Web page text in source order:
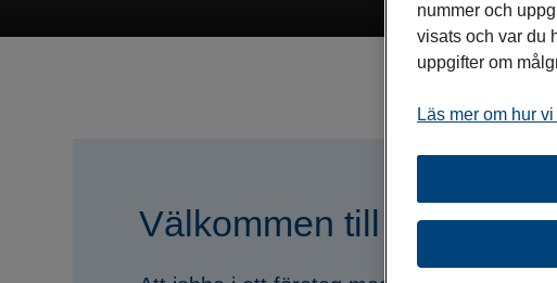
Välkommen till LF
nummer och
visats och var du
uppgifter om
Läs mer om hur